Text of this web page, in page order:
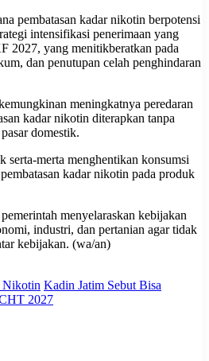
pembatasan kadar nikotin berpotensi
intensifikasi penerimaan yang
2027, yang menitikberatkan pada
dan penutupan celah penghindaran
meningkatnya peredaran
kadar nikotin diterapkan tanpa
domestik.
serta-merta menghentikan konsumsi
kadar nikotin pada produk
menyelaraskan kebijakan
industri, dan pertanian agar tidak
kebijakan. (wa/an)
Nikotin Kadin Jatim Sebut Bisa
2027